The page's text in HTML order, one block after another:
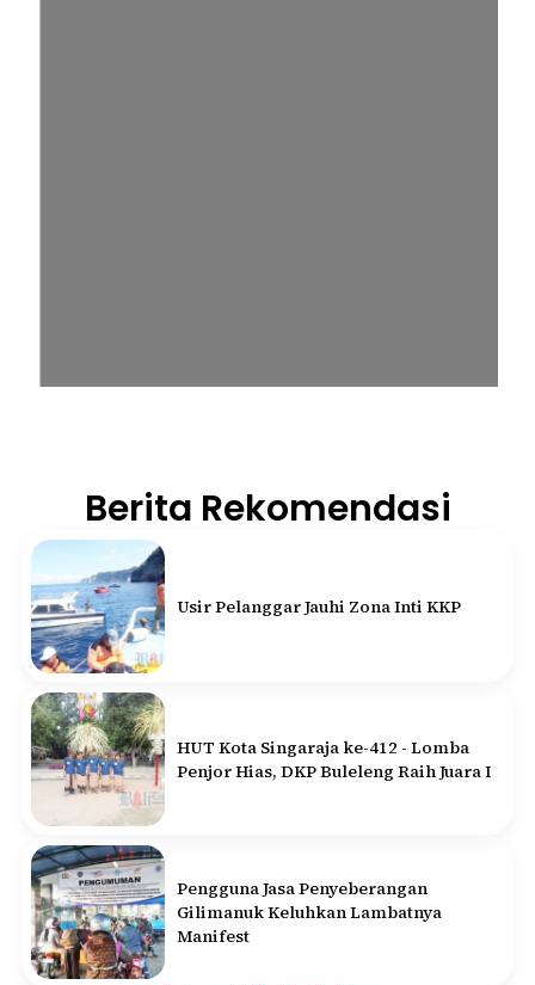
Berita Rekomendasi
Usir Pelanggar Jauhi Zona Inti KKP
HUT Kota Singaraja ke-412 - Lomba
Penjor Hias, DKP Buleleng Raih Juara I
Pengguna Jasa Penyeberangan
Gilimanuk Keluhkan Lambatnya
Manifest